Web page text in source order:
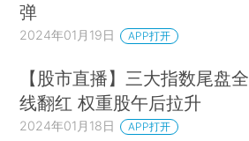
弹
2024年01月19日 APP打开
【股市直播】三大指数尾盘全
线翻红 权重股午后拉升
2024年01月18日 APP打开